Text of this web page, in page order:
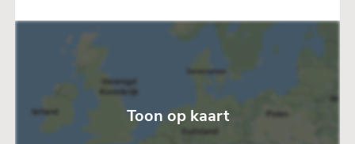
Toon op kaart